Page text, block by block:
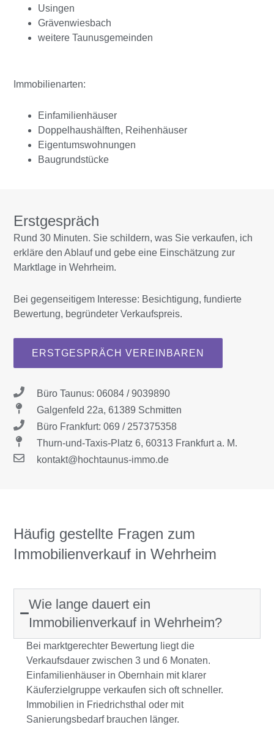
Usingen
Grävenwiesbach
weitere Taunusgemeinden
Immobilienarten:
Einfamilienhäuser
Doppelhaushälften, Reihenhäuser
Eigentumswohnungen
Baugrundstücke
Erstgespräch
Rund 30 Minuten. Sie schildern, was Sie verkaufen, ich
erkläre den Ablauf und gebe eine Einschätzung zur
Marktlage in Wehrheim.
Bei gegenseitigem Interesse: Besichtigung, fundierte
Bewertung, begründeter Verkaufspreis.
ERSTGESPRÄCH VEREINBAREN
Büro Taunus: 06084 / 9039890
Galgenfeld 22a, 61389 Schmitten
Büro Frankfurt: 069 / 257375358
Thurn-und-Taxis-Platz 6, 60313 Frankfurt a. M.
kontakt@hochtaunus-immo.de
Häufig gestellte Fragen zum
Immobilienverkauf in Wehrheim
Wie lange dauert ein
Immobilienverkauf in Wehrheim?
Bei marktgerechter Bewertung liegt die
Verkaufsdauer zwischen 3 und 6 Monaten.
Einfamilienhäuser in Obernhain mit klarer
Käuferzielgruppe verkaufen sich oft schneller.
Immobilien in Friedrichsthal oder mit
Sanierungsbedarf brauchen länger.